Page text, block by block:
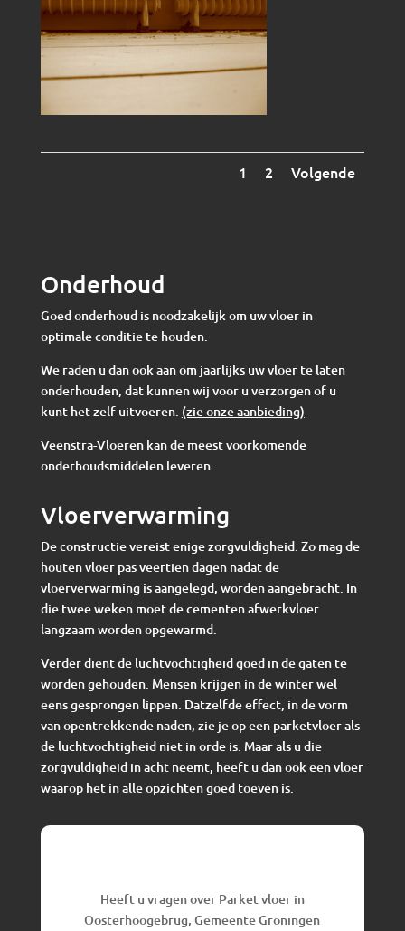
1 2 Volgende
Onderhoud
Goed onderhoud is noodzakelijk om uw vloer in
optimale conditie te houden.
We raden u dan ook aan om jaarlijks uw vloer te laten
onderhouden, dat kunnen wij voor u verzorgen of u
kunt het zelf uitvoeren. (zie onze aanbieding)
Veenstra-Vloeren kan de meest voorkomende
onderhoudsmiddelen leveren.
Vloerverwarming
De constructie vereist enige zorgvuldigheid. Zo mag de
houten vloer pas veertien dagen nadat de
vloerverwarming is aangelegd, worden aangebracht. In
die twee weken moet de cementen afwerkvloer
langzaam worden opgewarmd.
Verder dient de luchtvochtigheid goed in de gaten te
worden gehouden. Mensen krijgen in de winter wel
eens gesprongen lippen. Datzelfde effect, in de vorm
van opentrekkende naden, zie je op een parketvloer als
de luchtvochtigheid niet in orde is. Maar als u die
zorgvuldigheid in acht neemt, heeft u dan ook een vloer
waarop het in alle opzichten goed toeven is.
Heeft u vragen over Parket vloer in
Oosterhoogebrug, Gemeente Groningen